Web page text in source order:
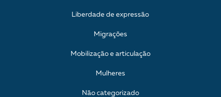
Liberdade de expressão
Migrações
Mobilização e articulação
Mulheres
Não categorizado